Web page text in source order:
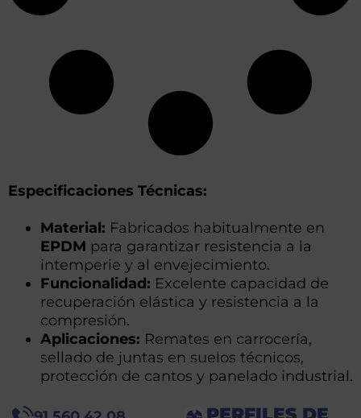
Especificaciones Técnicas:
Material: Fabricados habitualmente en
EPDM para garantizar resistencia a la
intemperie y al envejecimiento.
Funcionalidad: Excelente capacidad de
recuperación elástica y resistencia a la
compresión.
Aplicaciones: Remates en carrocería,
sellado de juntas en suelos técnicos,
protección de cantos y panelado industrial.